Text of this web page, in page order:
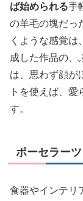
ば始められる手
の羊毛の塊だっ
くような感覚
成した作品の、
は、思わず顔が
トを使えば、
す。
ポーセラー
食器やインテリ